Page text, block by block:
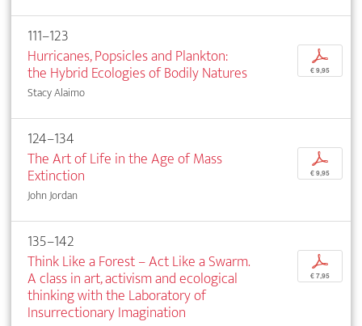
111–123
Hurricanes, Popsicles and Plankton:
the Hybrid Ecologies of Bodily Natures
Stacy Alaimo
p
€ 9,95
124–134
The Art of Life in the Age of Mass
Extinction
John Jordan
p
€ 9,95
135–142
Think Like a Forest – Act Like a Swarm.
A class in art, activism and ecological
thinking with the Laboratory of
Insurrectionary Imagination
p
€ 7,95